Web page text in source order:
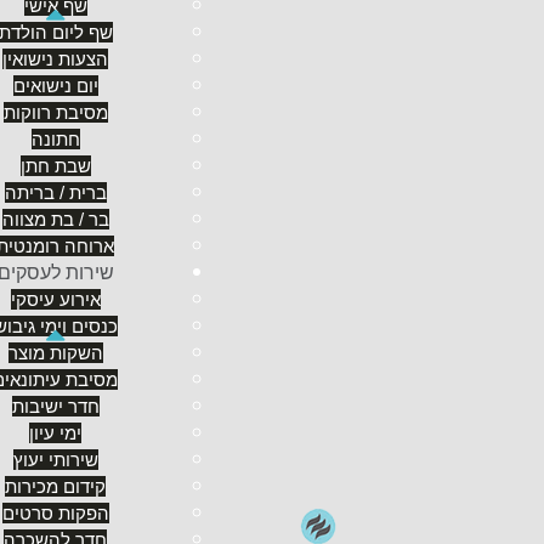
שף אישי
שף ליום הולדת
הצעות נישואין
יום נישואים
מסיבת רווקות
חתונה
שבת חתן
ברית / בריתה
בר / בת מצווה
ארוחה
שירות לעסקים
אירוע עיסקי
כנסים וימי
השקות מוצר
מסיבת
חדר ישיבות
ימי עיון
שירותי יעוץ
קידום מכירות
הפקות סרטים
חדר להשכרה
במלון שממוקם קרוב לטיילת תיירותית או מרכזי
שממוקם ממש על שפת הים או בסמוך לאטרקציה
לאטרקציות אדפטטיביות וגם למסעדות או דוכני
אופי וסגנון החופשה משליך על סוג מלון
סגנון האירוח במקום הלינה בו תשהו תלוי במהות
אפי-הומוריסטי כמו במוסיקה של הסרט גראנד
בירושלים. אלו
מלונות שכאלה מתאימים לאווירה רצינית ובוגרת,
ודגש יושם על העיצוב ועל רמת הגימור של מתקני